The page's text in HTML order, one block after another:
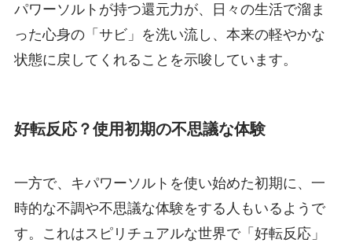
パワーソルトが持つ還元力が、日々の生活で溜ま
った心身の「サビ」を洗い流し、本来の軽やかな
状態に戻してくれることを示唆しています。
好転反応？使用初期の不思議な体験
一方で、キパワーソルトを使い始めた初期に、一
時的な不調や不思議な体験をする人もいるようで
す。これはスピリチュアルな世界で「好転反応」